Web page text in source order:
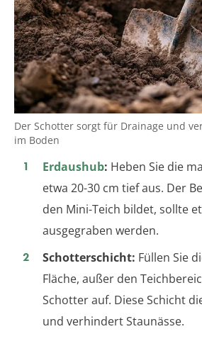
Der Schotter sorgt für Drainage und
im Boden
Erdaushub: Heben Sie die
etwa 20-30 cm tief aus. Der
den Mini-Teich bildet, sollte
ausgegraben werden.
Schotterschicht: Füllen Sie
Fläche, außer den
Schotter auf. Diese Schicht
und verhindert Staunässe.